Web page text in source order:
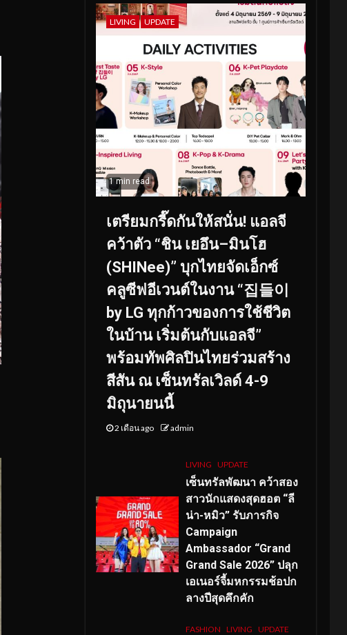
LIVING UPDATE
1 min read
เตรียมกรี๊ดกันให้สนั่น! แอลจี
คว้าตัว “ชิน เยอึน–มินโฮ
(SHINee)” บุกไทยจัดเอ็กซ์
คลูซีฟอีเวนต์ในงาน “집들이
by LG ทุกก้าวของการใช้ชีวิต
ในบ้าน เริ่มต้นกับแอลจี”
พร้อมทัพศิลปินไทยร่วมสร้าง
สีสัน ณ เซ็นทรัลเวิลด์ 4-9
มิถุนายนนี้
2 เดือน ago admin
LIVING UPDATE
เซ็นทรัลพัฒนา คว้าสอง
สาวนักแสดงสุดฮอต “ลี
น่า-หมิว” รับภารกิจ
Campaign
Ambassador “Grand
Grand Sale 2026” ปลุก
เอเนอร์จี้มหกรรมช้อปก
ลางปีสุดคึกคัก
FASHION LIVING UPDATE